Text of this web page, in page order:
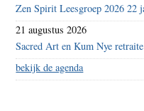
Zen Spirit Leesgroep 2026 22
21 augustus 2026
Sacred Art en Kum Nye retraite
bekijk de agenda